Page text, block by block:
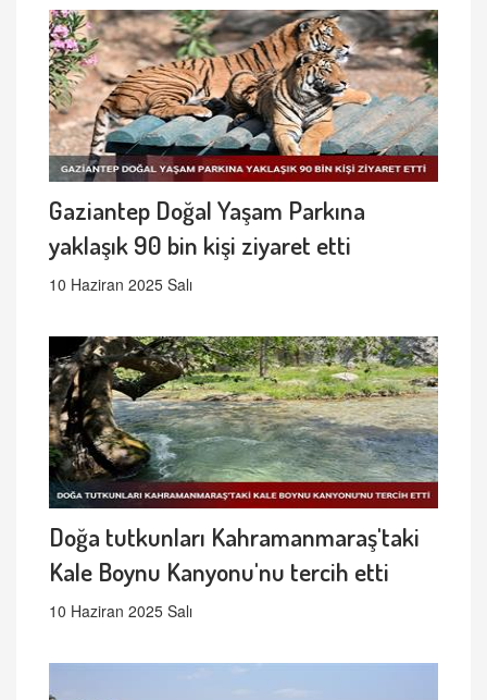
Gaziantep Doğal Yaşam Parkına
yaklaşık 90 bin kişi ziyaret etti
10 Haziran 2025 Salı
Doğa tutkunları Kahramanmaraş'taki
Kale Boynu Kanyonu'nu tercih etti
10 Haziran 2025 Salı